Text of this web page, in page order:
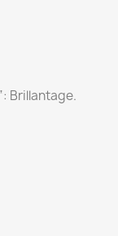
Brillantage.